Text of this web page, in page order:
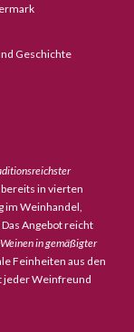
Geschichte
in vierten
im Weinhandel,
Angebot reicht
in gemäßigter
Feinheiten aus den
jeder Weinfreund